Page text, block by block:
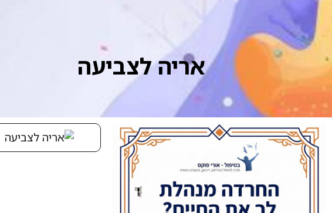
אריה לצביעה